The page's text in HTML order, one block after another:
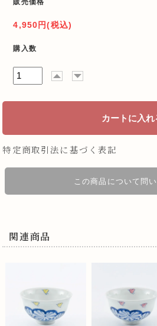
販売価格
4,950円(税込)
購入数
特定商取引法に基づく表記
この商品について問
関連商品